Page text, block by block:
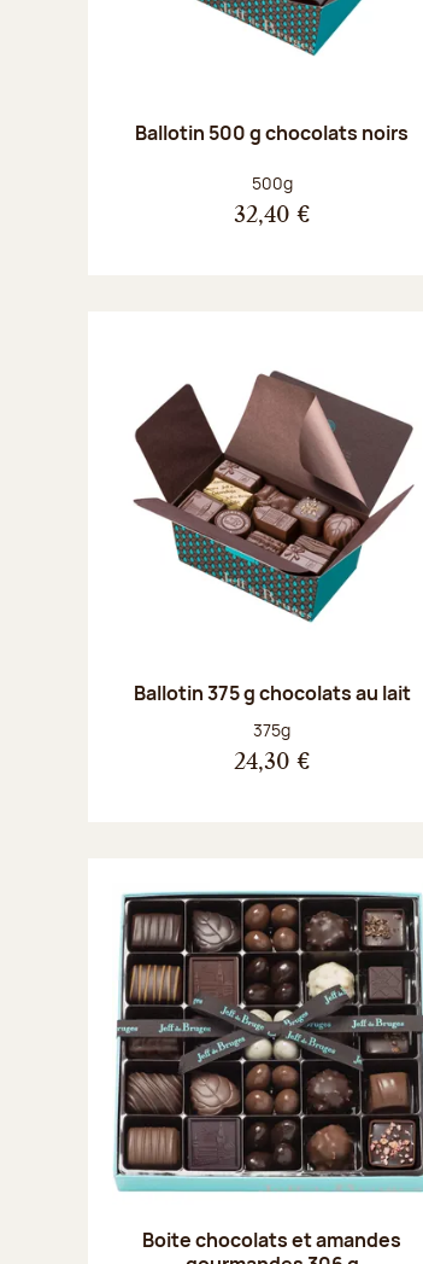
Ballotin 500 g chocolats noirs
Poids net :
500g
32,40 €
Ballotin 375 g chocolats au lait
Poids net :
375g
24,30 €
Boite chocolats et amandes